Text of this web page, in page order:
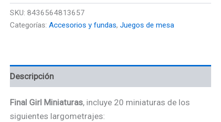
SKU: 8436564813657
Categorías: Accesorios y fundas, Juegos de mesa
Descripción
Final Girl Miniaturas, incluye 20 miniaturas de los
siguientes largometrajes: